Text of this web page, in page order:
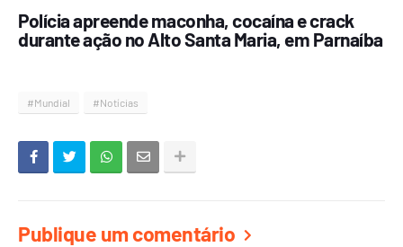
Polícia apreende maconha, cocaína e crack
durante ação no Alto Santa Maria, em Parnaíba
#Mundial #Notícias
Publique um comentário